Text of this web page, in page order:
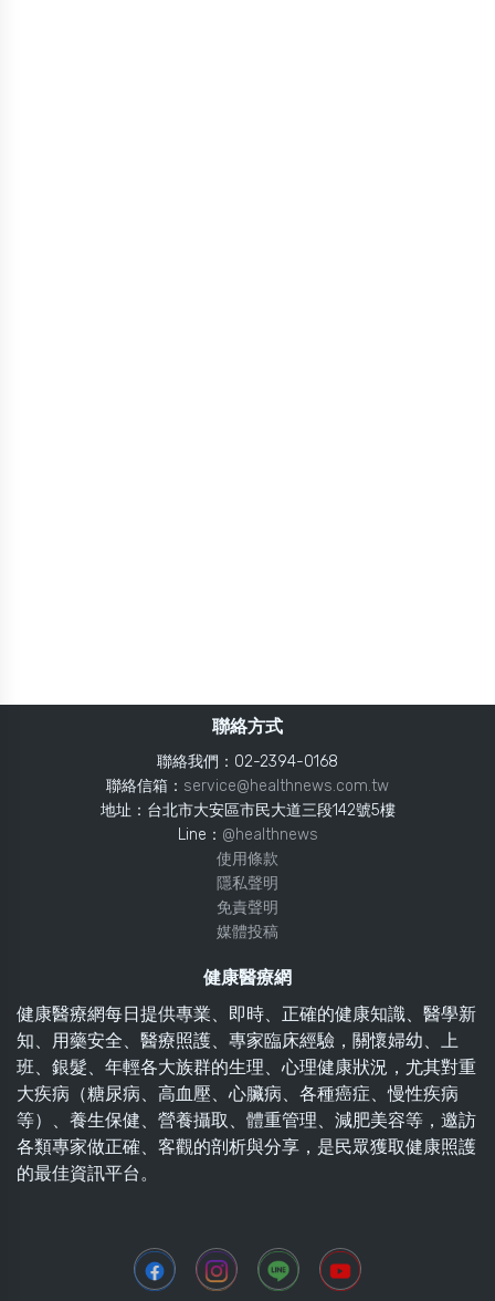
聯絡方式
聯絡我們：02-2394-0168
聯絡信箱： service@healthnews.com.tw
地址：台北市大安區市民大道三段142號5樓
Line： @healthnews
使用條款
隱私聲明
免責聲明
媒體投稿
健康醫療網
健康醫療網每日提供專業、即時、正確的健康知識、醫學新
知、用藥安全、醫療照護、專家臨床經驗，關懷婦幼、上
班、銀髮、年輕各大族群的生理、心理健康狀況，尤其對重
大疾病（糖尿病、高血壓、心臟病、各種癌症、慢性疾病
等）、養生保健、營養攝取、體重管理、減肥美容等，邀訪
各類專家做正確、客觀的剖析與分享，是民眾獲取健康照護
的最佳資訊平台。